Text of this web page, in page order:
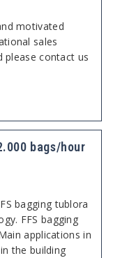
motivated
sales
please contact us
bags/hour
bagging tublora
FFS bagging
applications in
the building